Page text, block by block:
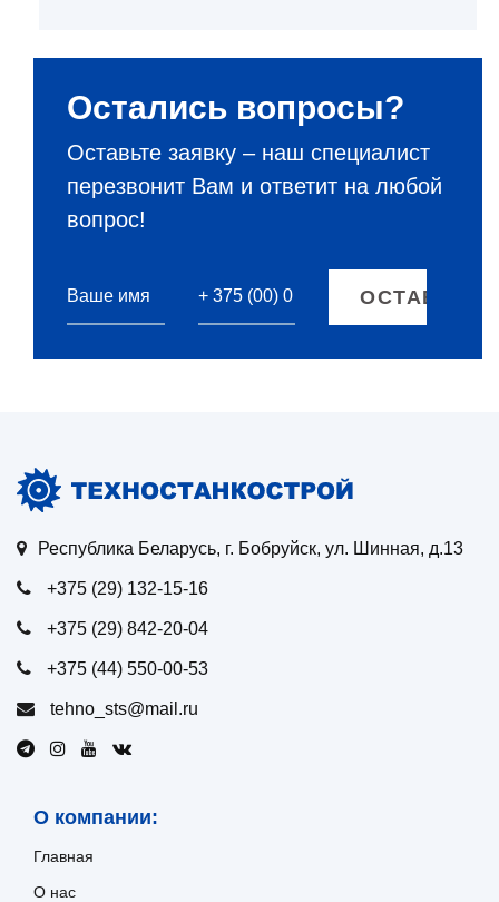
Остались вопросы?
Оставьте заявку – наш специалист
перезвонит Вам и ответит на любой
вопрос!
Республика Беларусь, г. Бобруйск, ул. Шинная, д.13
+375 (29) 132-15-16
+375 (29) 842-20-04
+375 (44) 550-00-53
tehno_sts@mail.ru
О компании:
Главная
О нас